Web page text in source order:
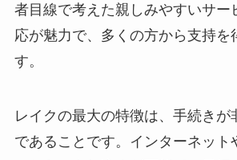
者目線で考えた親しみやすいサー
応が魅力で、多くの方から支持を
す。
レイクの最大の特徴は、手続きが
であることです。インターネット